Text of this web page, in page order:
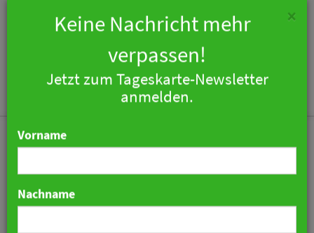
×
Keine Nachricht mehr
verpassen!
Jetzt zum Tageskarte-Newsletter
anmelden.
Vorname
Nachname